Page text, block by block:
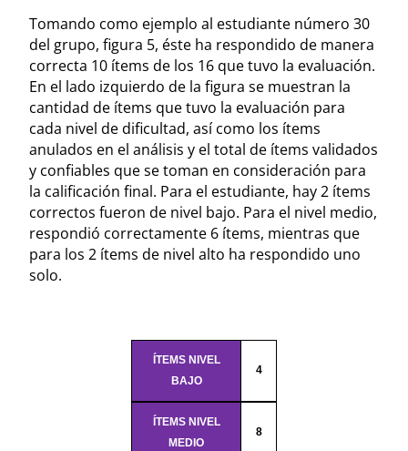
Tomando como ejemplo al estudiante número 30
del grupo, figura 5, éste ha respondido de manera
correcta 10 ítems de los 16 que tuvo la evaluación.
En el lado izquierdo de la figura se muestran la
cantidad de ítems que tuvo la evaluación para
cada nivel de dificultad, así como los ítems
anulados en el análisis y el total de ítems validados
y confiables que se toman en consideración para
la calificación final. Para el estudiante, hay 2 ítems
correctos fueron de nivel bajo. Para el nivel medio,
respondió correctamente 6 ítems, mientras que
para los 2 ítems de nivel alto ha respondido uno
solo.
ÍTEMS NIVEL
BAJO
4
ÍTEMS NIVEL
MEDIO
8